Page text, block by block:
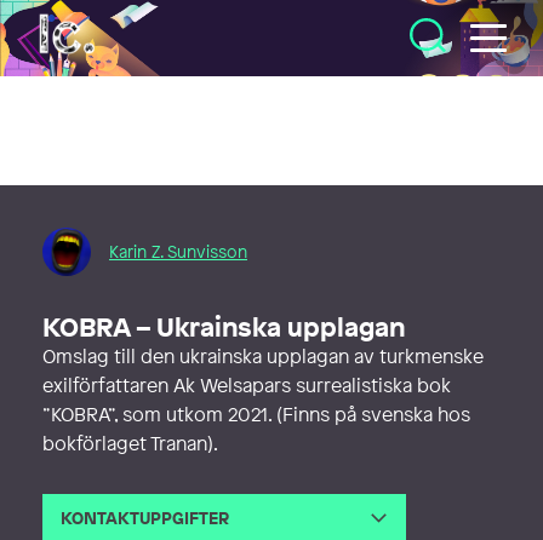
Illustratörcentrum
Karin Z. Sunvisson
KOBRA – Ukrainska upplagan
Omslag till den ukrainska upplagan av turkmenske
exilförfattaren Ak Welsapars surrealistiska bok
”KOBRA”, som utkom 2021. (Finns på svenska hos
bokförlaget Tranan).
KONTAKTUPPGIFTER